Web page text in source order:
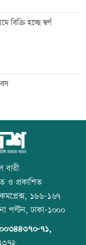
গুমের চেষ্টা, থানায়
সেটিই গুরুত্বপূর্ণ:
জানুন এর প্রভাব
৫১ হাজার অভিবাসী
হচ্ছে স্বর্ণ
না পড়ার শাস্তি
আজ স্বর্ণের ভরি কত
ও প্রকাশিত
১৬৬-১৬৭
পল্টন, ঢাকা-১০০০
৭১,